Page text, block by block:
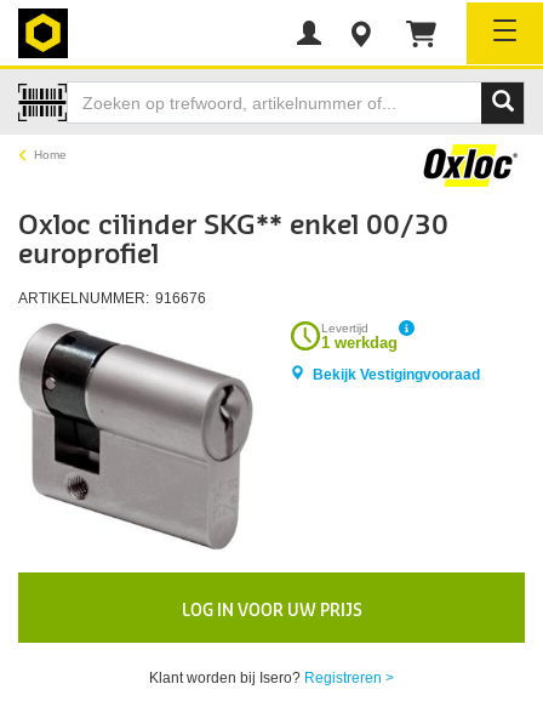
Home
Oxloc cilinder SKG** enkel 00/30
europrofiel
ARTIKELNUMMER: 916676
Levertijd
1 werkdag
Bekijk Vestigingvooraad
LOG IN VOOR UW PRIJS
Klant worden bij Isero? Registreren >